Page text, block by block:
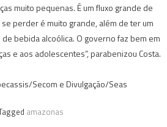
muito pequenas. É um fluxo grande de
perder é muito grande, além de ter um
bebida alcoólica. O governo faz bem em
e aos adolescentes”, parabenizou Costa.
Secom e Divulgação/Seas
amazonas